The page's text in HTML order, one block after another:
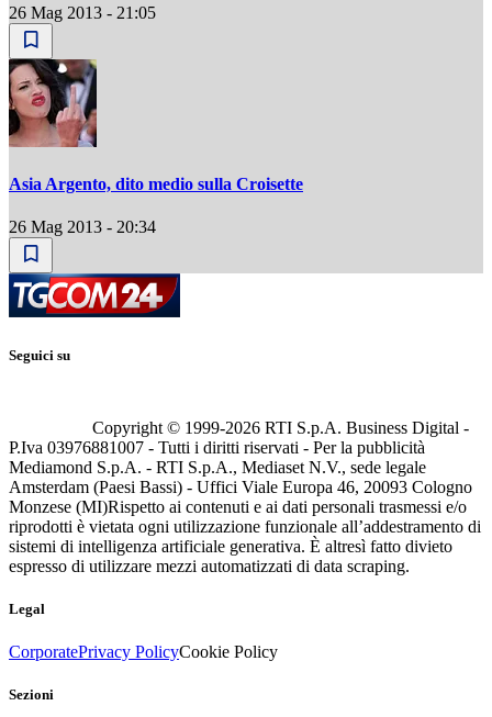
26 Mag 2013 - 21:05
Asia Argento, dito medio sulla Croisette
26 Mag 2013 - 20:34
Seguici su
Copyright © 1999-2026 RTI S.p.A. Business Digital -
P.Iva 03976881007 - Tutti i diritti riservati - Per la pubblicità
Mediamond S.p.A. - RTI S.p.A., Mediaset N.V., sede legale
Amsterdam (Paesi Bassi) - Uffici Viale Europa 46, 20093 Cologno
Monzese (MI)Rispetto ai contenuti e ai dati personali trasmessi e/o
riprodotti è vietata ogni utilizzazione funzionale all’addestramento di
sistemi di intelligenza artificiale generativa. È altresì fatto divieto
espresso di utilizzare mezzi automatizzati di data scraping.
Legal
CorporatePrivacy PolicyCookie Policy
Sezioni